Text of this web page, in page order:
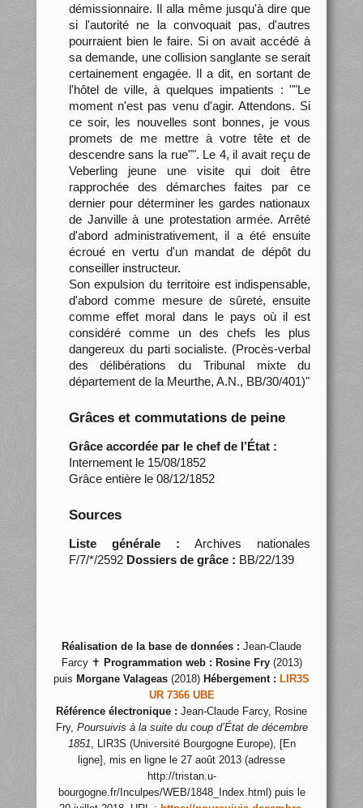
démissionnaire. Il alla même jusqu'à dire que
si l'autorité ne la convoquait pas, d'autres
pourraient bien le faire. Si on avait accédé à
sa demande, une collision sanglante se serait
certainement engagée. Il a dit, en sortant de
l'hôtel de ville, à quelques impatients : ""Le
moment n'est pas venu d'agir. Attendons. Si
ce soir, les nouvelles sont bonnes, je vous
promets de me mettre à votre tête et de
descendre sans la rue"". Le 4, il avait reçu de
Veberling jeune une visite qui doit être
rapprochée des démarches faites par ce
dernier pour déterminer les gardes nationaux
de Janville à une protestation armée. Arrêté
d'abord administrativement, il a été ensuite
écroué en vertu d'un mandat de dépôt du
conseiller instructeur.
Son expulsion du territoire est indispensable,
d'abord comme mesure de sûreté, ensuite
comme effet moral dans le pays où il est
considéré comme un des chefs les plus
dangereux du parti socialiste. (Procès-verbal
des délibérations du Tribunal mixte du
département de la Meurthe, A.N., BB/30/401)"
Grâces et commutations de peine
Grâce accordée par le chef de l’État :
Internement le 15/08/1852
Grâce entière le 08/12/1852
Sources
Liste générale : Archives nationales
F/7/*/2592 Dossiers de grâce : BB/22/139
Réalisation de la base de données : Jean-Claude
Farcy ✝ Programmation web : Rosine Fry(2013)
puis Morgane Valageas (2018) Hébergement : LIR3S
UR 7366 UBE
Référence électronique : Jean-Claude Farcy, Rosine
Fry, Poursuivis à la suite du coup d’État de décembre
1851, LIR3S (Université Bourgogne Europe), [En
ligne], mis en ligne le 27 août 2013 (adresse
http://tristan.u-
bourgogne.fr/Inculpes/WEB/1848_Index.html) puis le